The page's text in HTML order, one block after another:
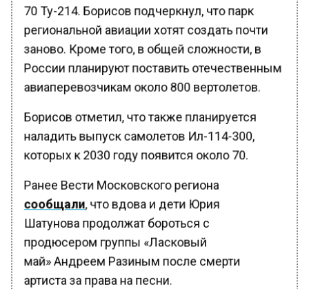
70 Ту-214. Борисов подчеркнул, что парк
региональной авиации хотят создать почти
заново. Кроме того, в общей сложности, в
России планируют поставить отечественным
авиаперевозчикам около 800 вертолетов.
Борисов отметил, что также планируется
наладить выпуск самолетов Ил-114-300,
которых к 2030 году появится около 70.
Ранее Вести Московского региона
сообщали, что вдова и дети Юрия
Шатунова продолжат бороться с
продюсером группы «Ласковый
май» Андреем Разиным после смерти
артиста за права на песни.